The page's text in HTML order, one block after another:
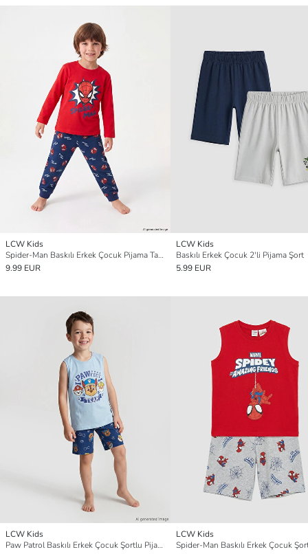
LCW Kids
Spider-Man Baskılı Erkek Çocuk Pijama Takım
9.99 EUR
LCW Kids
Baskılı Erkek Çocuk 2'li Pijama Şort
5.99 EUR
LCW Kids
Paw Patrol Baskılı Erkek Çocuk Şortlu Pijama Takımı
LCW Kids